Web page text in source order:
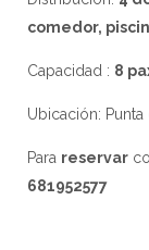
comedor,
Capacidad : 8
Ubicación:
Para reservar
681952577